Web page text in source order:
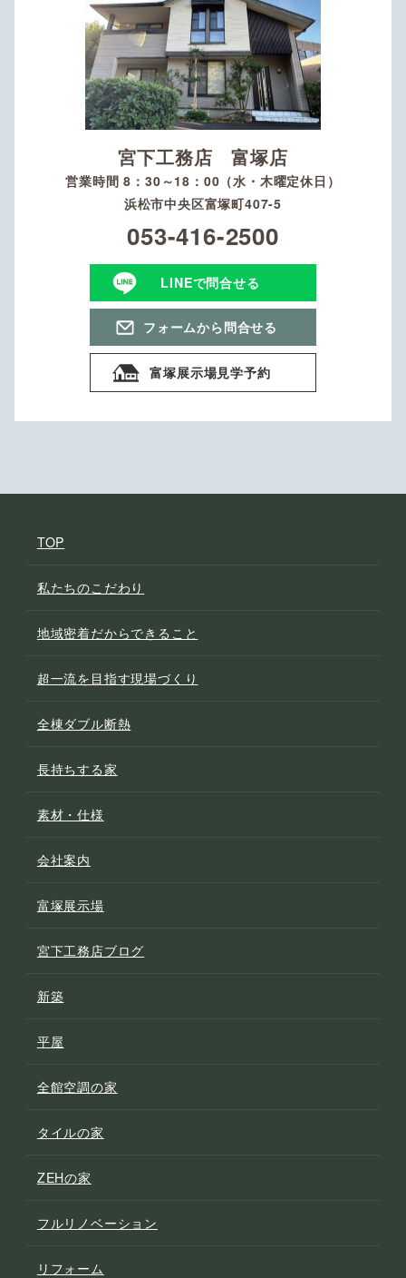
宮下工務店 富塚店
営業時間 8：30～18：00（水・木曜定休日）
浜松市中央区富塚町407-5
053-416-2500
LINEで問合せる
フォームから問合せる
富塚展示場見学予約
TOP
私たちのこだわり
地域密着だからできること
超一流を目指す現場づくり
全棟ダブル断熱
長持ちする家
素材・仕様
会社案内
富塚展示場
宮下工務店ブログ
新築
平屋
全館空調の家
タイルの家
ZEHの家
フルリノベーション
リフォーム